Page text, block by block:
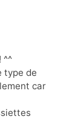
^^
type de
car